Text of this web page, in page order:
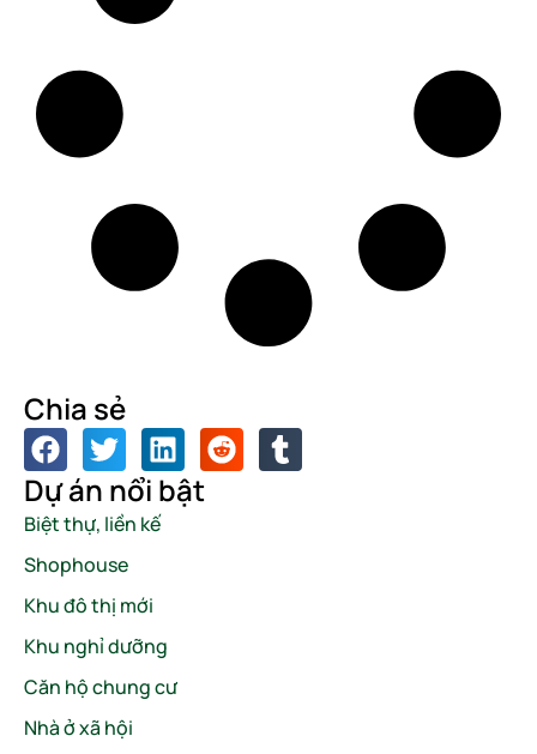
Chia sẻ
Dự án nổi bật
Biệt thự, liền kế
Shophouse
Khu đô thị mới
Khu nghỉ dưỡng
Căn hộ chung cư
Nhà ở xã hội